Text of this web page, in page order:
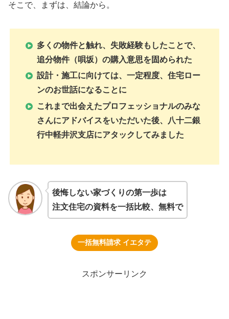
そこで、まずは、結論から。
多くの物件と触れ、失敗経験もしたことで、
追分物件（唄坂）の購入意思を固められた
設計・施工に向けては、一定程度、住宅ロー
ンのお世話になることに
これまで出会えたプロフェッショナルのみな
さんにアドバイスをいただいた後、八十二銀
行中軽井沢支店にアタックしてみました
後悔しない家づくりの第一歩は
注文住宅の資料を一括比較、無料で
一括無料請求 イエタテ
スポンサーリンク